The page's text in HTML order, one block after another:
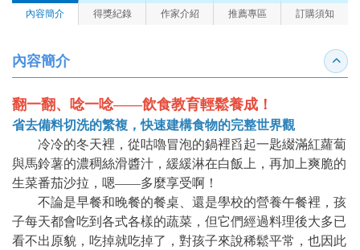
內容簡介 得獎紀錄 作家介紹 推薦專區 訂購須知
內容簡介 收合
翻一翻、唸一唸——飲食教育輕鬆養成！
省去備料切洗的繁複，快速建構食物的完整世界觀
冷冷的冬天裡，從咕嚕冒泡的鍋裡舀起一匙綴滿紅蘿蔔
與馬鈴薯的濃稠絲滑醬汁，緩緩淋在白飯上，再加上爽脆的
生菜番茄沙拉，嗯——多麼享受啊！
不論是早餐和晚餐的餐桌、還是學校的營養午餐裡，孩
子每天都會吃到各式各樣的蔬菜，但它們經過料理後大多已
看不出原貌，吃掉就吃掉了，對孩子來說稀鬆平常，也因此